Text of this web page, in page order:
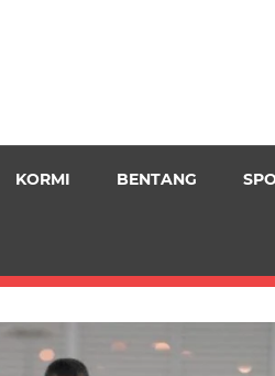
KORMI BENTANG